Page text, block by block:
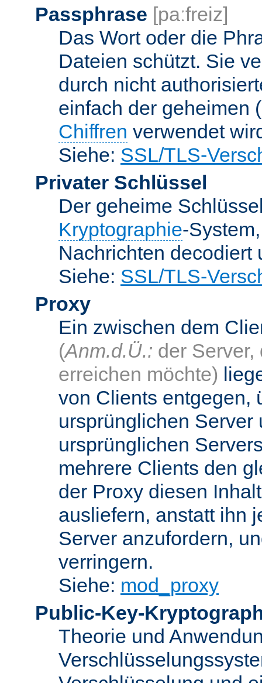
Passphrase [paːfreiz]
Das Wort oder die
Dateien schützt. Sie
durch nicht
einfach der geheimen
Chiffren verwendet
Siehe: SSL/TLS-
Privater Schlüssel
Der geheime
Kryptographie-
Nachrichten decodiert
Siehe: SSL/TLS-
Proxy
Ein zwischen dem
(Anm.d.Ü.: der
erreichen möchte)
von Clients entgegen,
ursprünglichen Server
ursprünglichen
mehrere Clients den
der Proxy diesen
ausliefern, anstatt ihn
Server anzufordern,
verringern.
Siehe: mod_proxy
Public-Key-
Theorie und